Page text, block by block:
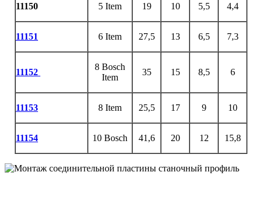
11150 5 Item 19 10 5,5 4,4
11151 6 Item 27,5 13 6,5 7,3
11152
8 Bosch
Item
35 15 8,5 6
11153 8 Item 25,5 17 9 10
11154 10 Bosch 41,6 20 12 15,8